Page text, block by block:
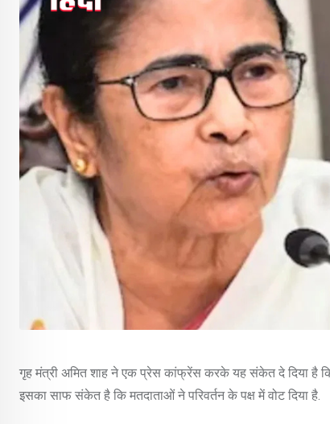
गृह मंत्री अमित शाह ने एक प्रेस कांफ्रेंस करके यह संकेत दे दिया है कि
इसका साफ संकेत है कि मतदाताओं ने परिवर्तन के पक्ष में वोट दिया है.